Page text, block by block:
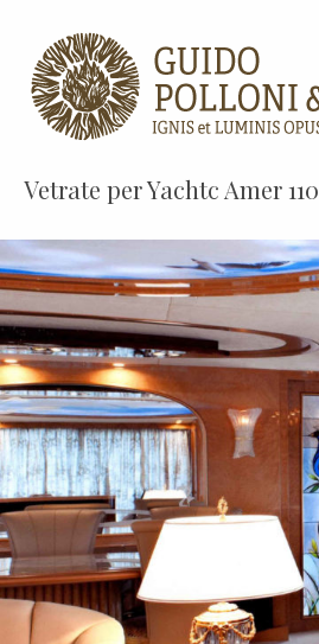
Vetrate per Yachtc Amer 110